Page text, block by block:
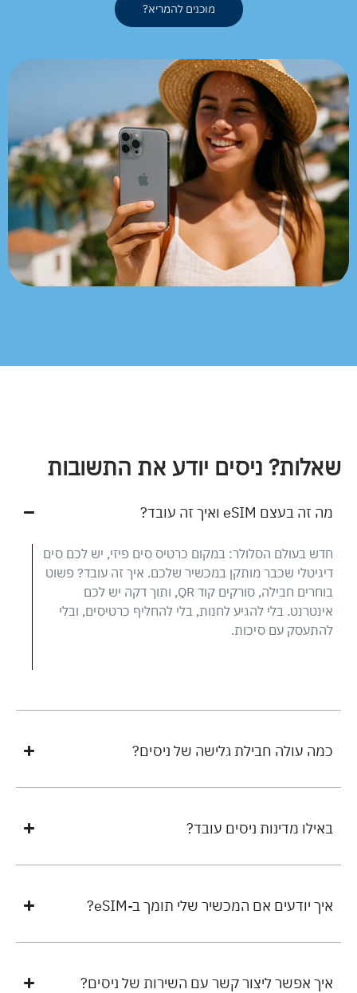
מוכנים להמריא?
שאלות? ניסים יודע את התשובות
מה זה בעצם eSIM ואיך זה עובד?
חדש בעולם הסלולר: במקום כרטיס סים פיזי, יש לכם סים
דיגיטלי שכבר מותקן במכשיר שלכם. איך זה עובד? פשוט
בוחרים חבילה, סורקים קוד QR, ותוך דקה יש לכם
אינטרנט. בלי להגיע לחנות, בלי להחליף כרטיסים, ובלי
להתעסק עם סיכות.
כמה עולה חבילת גלישה של ניסים?
באילו מדינות ניסים עובד?
איך יודעים אם המכשיר שלי תומך ב-eSIM?
איך אפשר ליצור קשר עם השירות של ניסים?